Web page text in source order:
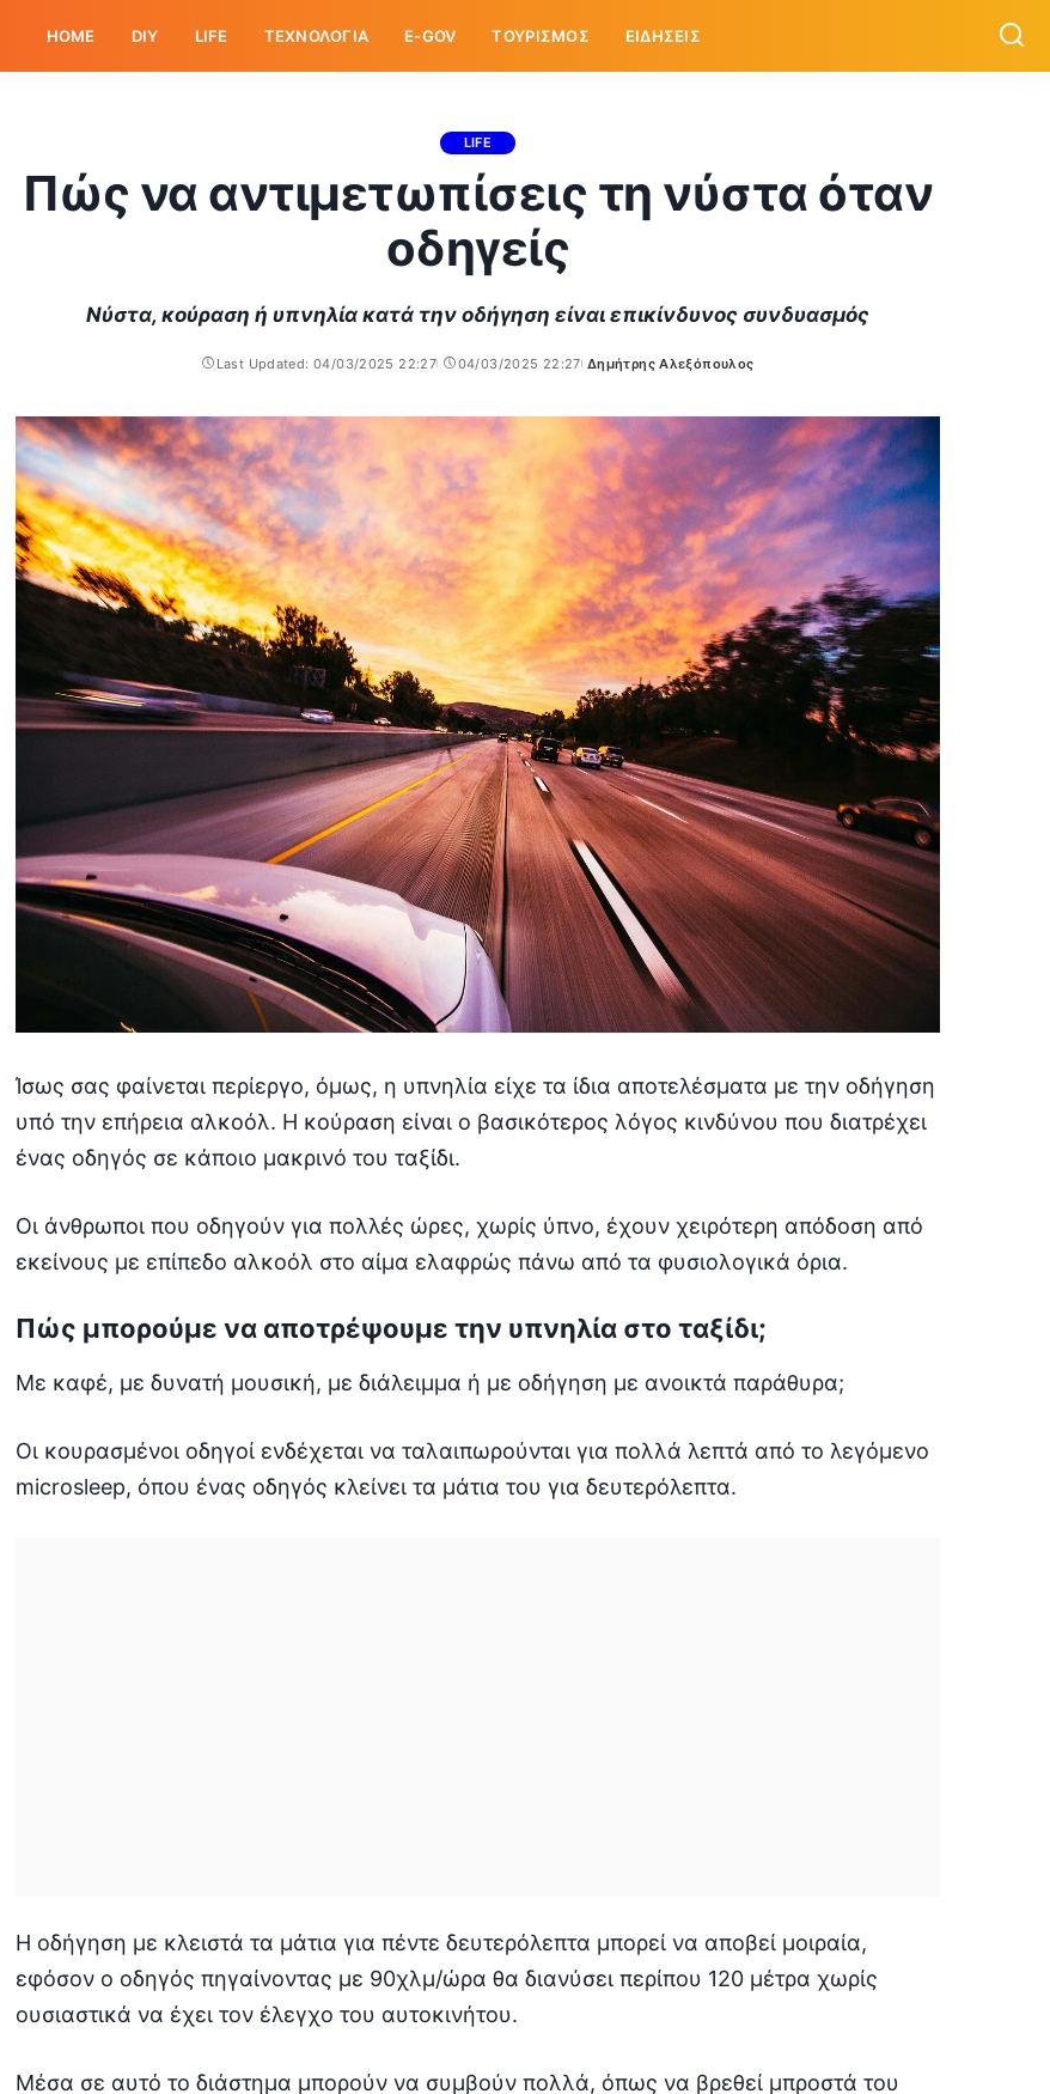
HOME DIY LIFE ΤΕΧΝΟΛΟΓΙΑ E-GOV ΤΟΥΡΙΣΜΟΣ ΕΙΔΗΣΕΙΣ
LIFE
Πώς να αντιμετωπίσεις τη νύστα όταν
οδηγείς
Νύστα, κούραση ή υπνηλία κατά την οδήγηση είναι επικίνδυνος συνδυασμός
Last Updated: 04/03/2025 22:27 04/03/2025 22:27
Posted
Δημήτρης Αλεξόπουλος
Ίσως σας φαίνεται περίεργο, όμως, η υπνηλία είχε τα ίδια αποτελέσματα με την οδήγηση
υπό την επήρεια αλκοόλ. Η κούραση είναι ο βασικότερος λόγος κινδύνου που διατρέχει
ένας οδηγός σε κάποιο μακρινό του ταξίδι.
Οι άνθρωποι που οδηγούν για πολλές ώρες, χωρίς ύπνο, έχουν χειρότερη απόδοση από
εκείνους με επίπεδο αλκοόλ στο αίμα ελαφρώς πάνω από τα φυσιολογικά όρια.
Πώς μπορούμε να αποτρέψουμε την υπνηλία στο ταξίδι;
Με καφέ, με δυνατή μουσική, με διάλειμμα ή με οδήγηση με ανοικτά παράθυρα;
Οι κουρασμένοι οδηγοί ενδέχεται να ταλαιπωρούνται για πολλά λεπτά από το λεγόμενο
microsleep, όπου ένας οδηγός κλείνει τα μάτια του για δευτερόλεπτα.
Η οδήγηση με κλειστά τα μάτια για πέντε δευτερόλεπτα μπορεί να αποβεί μοιραία,
εφόσον ο οδηγός πηγαίνοντας με 90χλμ/ώρα θα διανύσει περίπου 120 μέτρα χωρίς
ουσιαστικά να έχει τον έλεγχο του αυτοκινήτου.
Μέσα σε αυτό το διάστημα μπορούν να συμβούν πολλά, όπως να βρεθεί μπροστά του